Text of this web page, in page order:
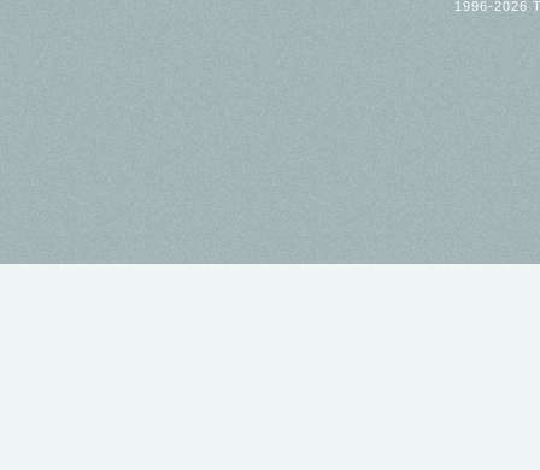
1996-2026